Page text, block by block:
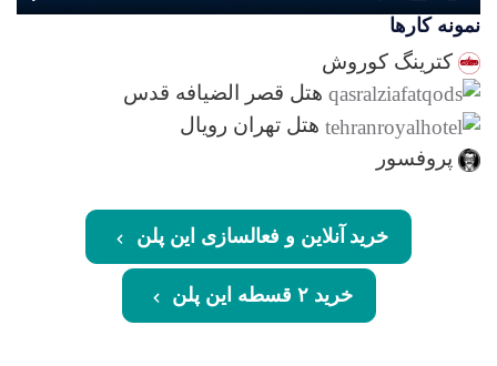
Play Mute Settings
PIP
نمونه کارها
کترینگ کوروش
هتل قصر الضیافه قدس
هتل تهران رویال
پروفسور
خرید آنلاین و فعالسازی این پلن
خرید ۲ قسطه این پلن